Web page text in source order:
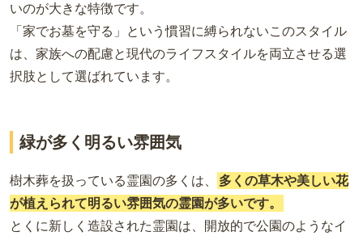
いのが大きな特徴です。
「家でお墓を守る」という慣習に縛られないこのスタイル
は、家族への配慮と現代のライフスタイルを両立させる選
択肢として選ばれています。
緑が多く明るい雰囲気
樹木葬を扱っている霊園の多くは、
多くの草木や美しい花
が植えられて明るい雰囲気の霊園が多いです。
とくに新しく造設された霊園は、開放的で公園のようなイ